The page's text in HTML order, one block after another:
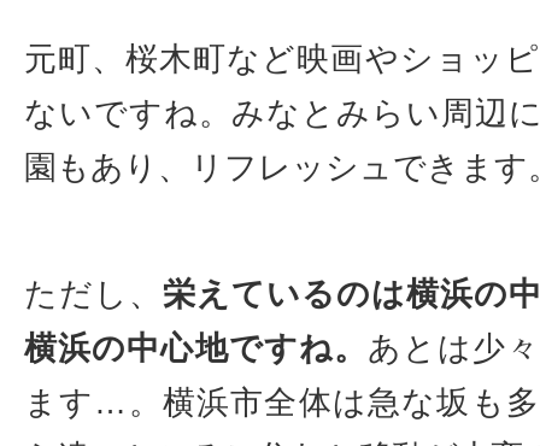
元町、桜木町など映画やショッ
ないですね。みなとみらい周辺
園もあり、リフレッシュできます
ただし、 栄えているのは横浜の
横浜の中心地ですね。 あとは少
ます…。横浜市全体は急な坂も